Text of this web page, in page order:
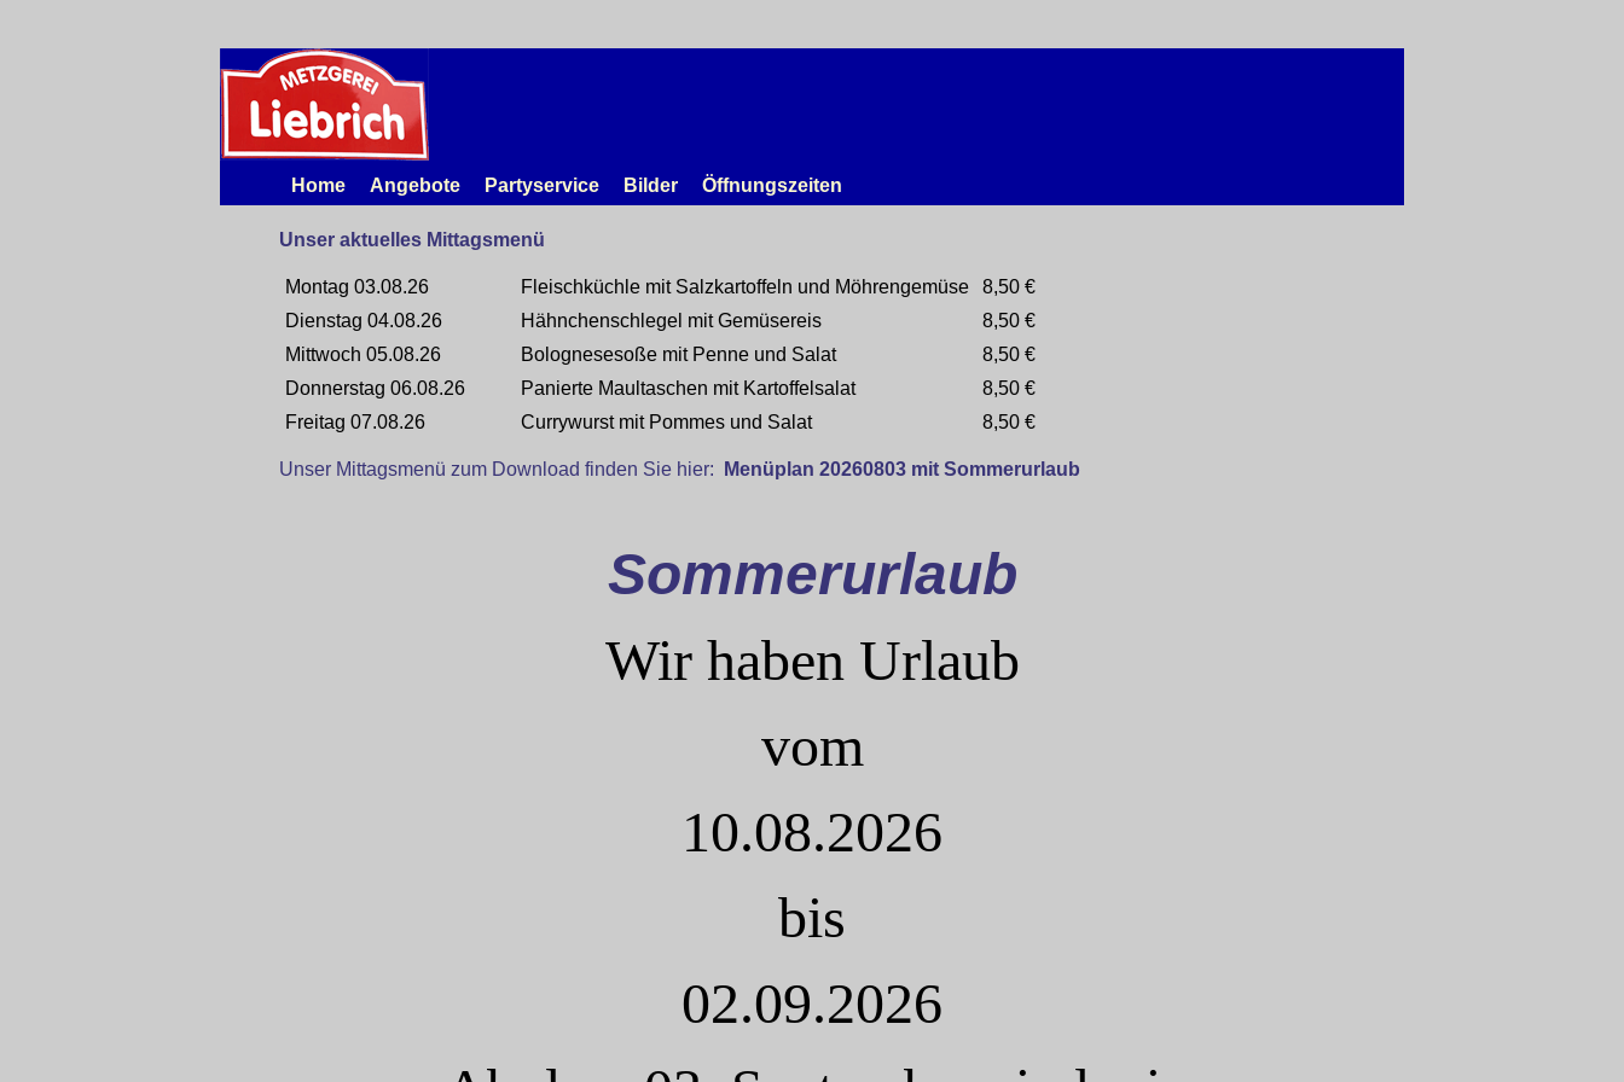
Home Angebote Partyservice Bilder Öffnungszeiten
Unser aktuelles Mittagsmenü
Montag 03.08.26 Fleischküchle mit Salzkartoffeln und Möhrengemüse
8,50 €
Dienstag 04.08.26
Hähnchenschlegel mit Gemüsereis
8,50 €
Mittwoch 05.08.26
Bolognesesoße mit Penne und Salat
8,50 €
Donnerstag 06.08.26
Panierte Maultaschen mit Kartoffelsalat
8,50 €
Freitag 07.08.26
Currywurst mit Pommes und Salat 8,50 €
Unser Mittagsmenü zum Download finden Sie hier: Menüplan 20260803 mit Sommerurlaub
Sommerurlaub
Wir haben Urlaub
vom
10.08.2026
bis
02.09.2026